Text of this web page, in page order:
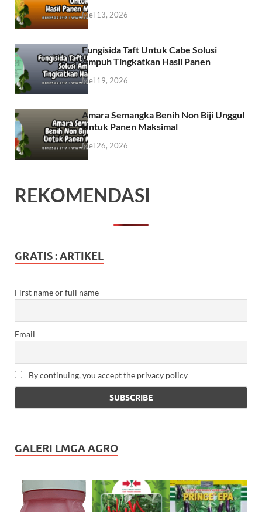
Mei 13, 2026
Fungisida Taft Untuk Cabe Solusi
Ampuh Tingkatkan Hasil Panen
Mei 19, 2026
Amara Semangka Benih Non Biji Unggul
Untuk Panen Maksimal
Mei 26, 2026
REKOMENDASI
GRATIS : ARTIKEL
First name or full name
Email
By continuing, you accept the privacy policy
GALERI LMGA AGRO